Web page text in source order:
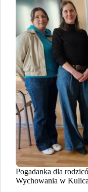
Pogadanka dla
Wychowania w